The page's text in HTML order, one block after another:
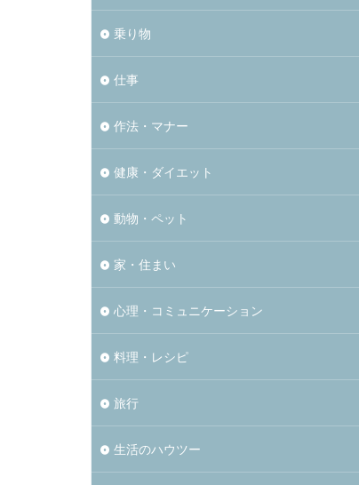
乗り物
仕事
作法・マナー
健康・ダイエット
動物・ペット
家・住まい
心理・コミュニケーション
料理・レシピ
旅行
生活のハウツー